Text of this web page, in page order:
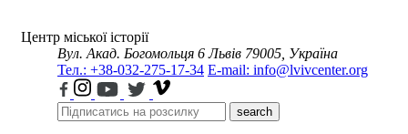
Центр міської історії
Вул. Акад. Богомольця 6 Львів 79005, Україна
Тел.: +38-032-275-17-34 E-mail: info@lvivcenter.org
search